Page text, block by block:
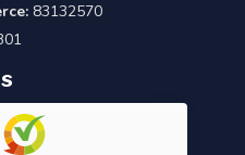
83132570